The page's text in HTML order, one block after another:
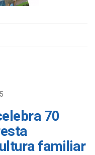
70
familiar